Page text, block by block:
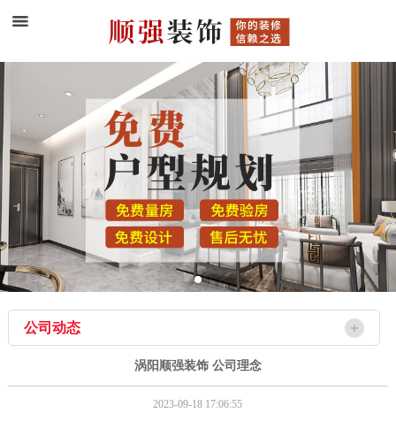
公司动态
涡阳顺强装饰 公司理念
2023-09-18 17:06:55